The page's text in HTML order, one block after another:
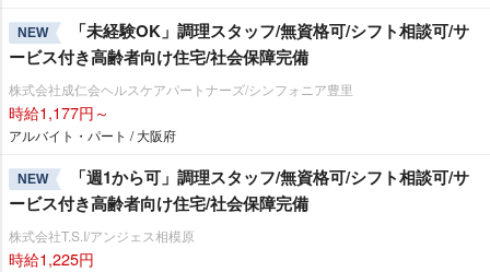
NEW
「未経験OK」調理スタッフ/無資格可/シフト相談可/サ
ービス付き高齢者向け住宅/社会保障完備
株式会社成仁会ヘルスケアパートナーズ/シンフォニア豊里
時給1,177円～
アルバイト・パート / 大阪府
NEW
「週1から可」調理スタッフ/無資格可/シフト相談可/サ
ービス付き高齢者向け住宅/社会保障完備
株式会社T.S.I/アンジェス相模原
時給1,225円